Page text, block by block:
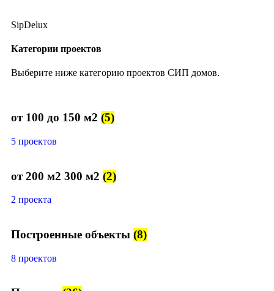
SipDelux
Категории проектов
Выберите ниже категорию проектов СИП домов.
от 100 до 150 м2 (5)
5 проектов
от 200 м2 300 м2 (2)
2 проекта
Построенные объекты (8)
8 проектов